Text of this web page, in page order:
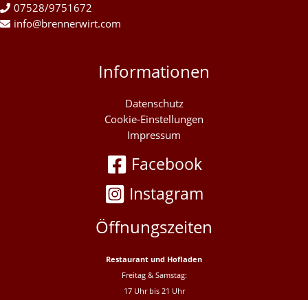
07528/9751672
info@brennerwirt.com
Informationen
Datenschutz
Cookie-Einstellungen
Impressum
Facebook
Instagram
Öffnungszeiten
Restaurant und Hofladen
Freitag & Samstag:
17 Uhr bis 21 Uhr